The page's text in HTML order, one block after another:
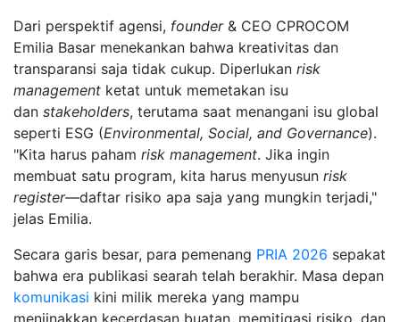
Dari perspektif agensi, founder& CEO CPROCOM
Emilia Basar menekankan bahwa kreativitas dan
transparansi saja tidak cukup. Diperlukan risk
management ketat untuk memetakan isu
dan stakeholders, terutama saat menangani isu global
seperti ESG (Environmental, Social, and Governance).
"Kita harus paham risk management. Jika ingin
membuat satu program, kita harus menyusun risk
register—daftar risiko apa saja yang mungkin terjadi,"
jelas Emilia.
Secara garis besar, para pemenang PRIA 2026 sepakat
bahwa era publikasi searah telah berakhir. Masa depan
komunikasi kini milik mereka yang mampu
menjinakkan kecerdasan buatan, memitigasi risiko, dan